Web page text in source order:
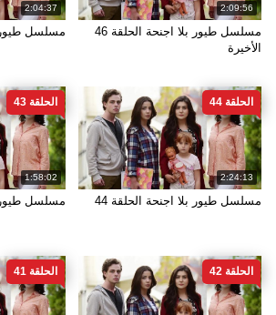
2:09:56
مسلسل طيور بلا اجنحة الحلقة 46
الأخيرة
2:04:37
مسلسل طيور
2:24:13
الحلقة 44
مسلسل طيور بلا اجنحة الحلقة 44
1:58:02
الحلقة 43
مسلسل طيور
الحلقة 42 الحلقة 41